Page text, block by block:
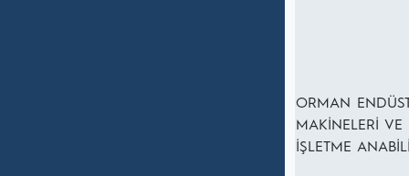
ORMAN
MAKİNELERİ VE
İŞLETME